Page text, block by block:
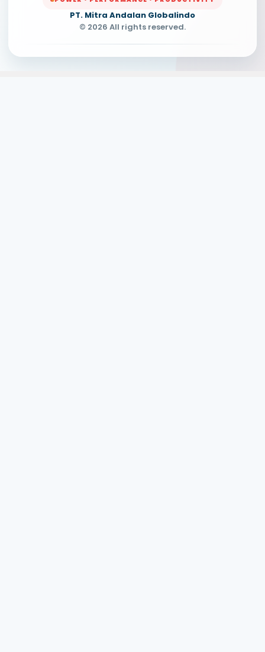
PT. Mitra Andalan Globalindo
© 2026 All rights reserved.